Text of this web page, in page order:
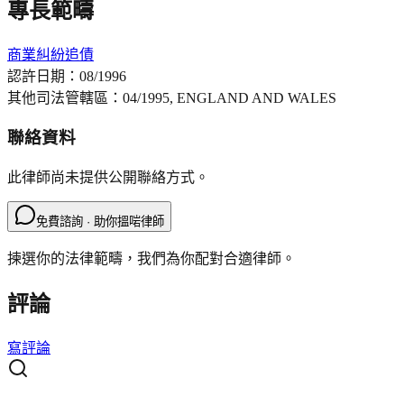
專長範疇
商業糾紛追債
認許日期： 08/1996
其他司法管轄區： 04/1995, ENGLAND AND WALES
聯絡資料
此律師尚未提供公開聯絡方式。
免費諮詢 · 助你搵啱律師
揀選你的法律範疇，我們為你配對合適律師。
評論
寫評論